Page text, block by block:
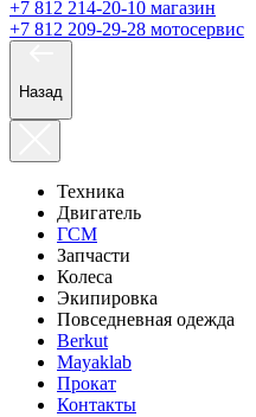
+7 812 214-20-10 магазин
+7 812 209-29-28 мотосервис
Назад
Техника
Двигатель
ГСМ
Запчасти
Колеса
Экипировка
Повседневная одежда
Berkut
Mayaklab
Прокат
Контакты